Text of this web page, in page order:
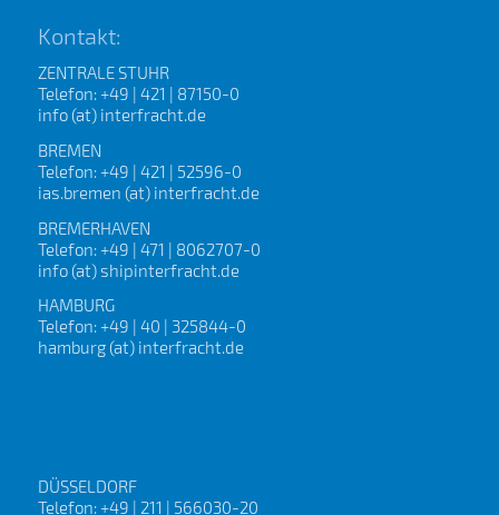
Kontakt:
ZENTRALE STUHR
Telefon: +49 | 421 | 87150-0
info (at) interfracht.de
BREMEN
Telefon: +49 | 421 | 52596-0
ias.bremen (at) interfracht.de
BREMERHAVEN
Telefon: +49 | 471 | 8062707-0
info (at) shipinterfracht.de
HAMBURG
Telefon: +49 | 40 | 325844-0
hamburg (at) interfracht.de
DÜSSELDORF
Telefon: +49 | 211 | 566030-20